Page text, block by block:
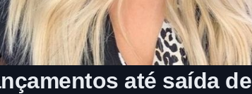
até saída de